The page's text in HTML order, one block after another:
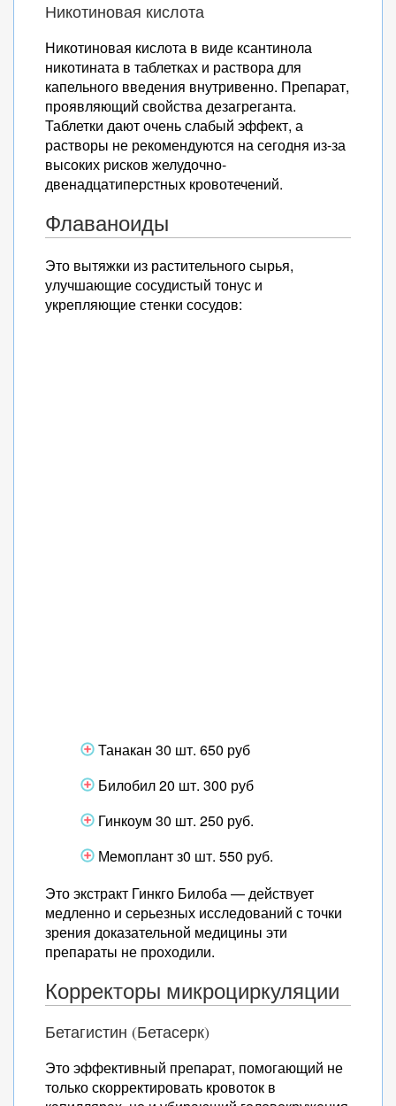
Никотиновая кислота
Никотиновая кислота в виде ксантинола
никотината в таблетках и раствора для
капельного введения внутривенно. Препарат,
проявляющий свойства дезагреганта.
Таблетки дают очень слабый эффект, а
растворы не рекомендуются на сегодня из-за
высоких рисков желудочно-
двенадцатиперстных кровотечений.
Флаваноиды
Это вытяжки из растительного сырья,
улучшающие сосудистый тонус и
укрепляющие стенки сосудов:
Танакан 30 шт. 650 руб
Билобил 20 шт. 300 руб
Гинкоум 30 шт. 250 руб.
Мемоплант з0 шт. 550 руб.
Это экстракт Гинкго Билоба — действует
медленно и серьезных исследований с точки
зрения доказательной медицины эти
препараты не проходили.
Корректоры микроциркуляции
Бетагистин (Бетасерк)
Это эффективный препарат, помогающий не
только скорректировать кровоток в